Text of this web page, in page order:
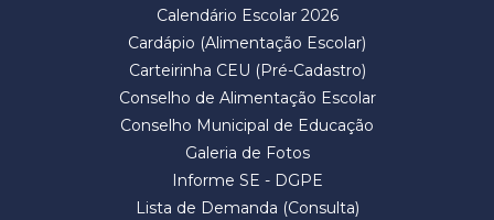
Calendário Escolar 2026
Cardápio (Alimentação Escolar)
Carteirinha CEU (Pré-Cadastro)
Conselho de Alimentação Escolar
Conselho Municipal de Educação
Galeria de Fotos
Informe SE - DGPE
Lista de Demanda (Consulta)